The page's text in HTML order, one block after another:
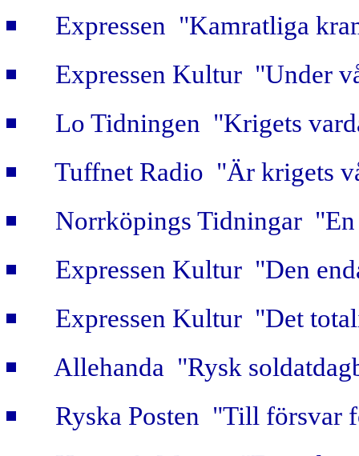
Expressen "Kamratliga
Expressen Kultur "Under
Lo Tidningen "Krigets
Tuffnet Radio "Är krigets
Norrköpings Tidningar
Expressen Kultur "Den
Expressen Kultur "Det
Allehanda "Rysk
Ryska Posten "Till försvar